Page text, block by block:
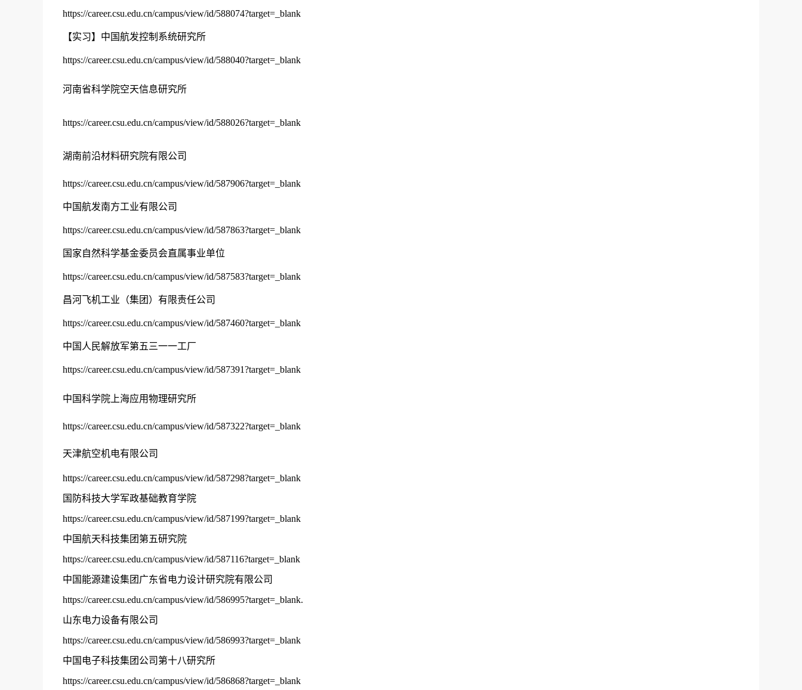
https://career.csu.edu.cn/campus/view/id/588074?target=_blank
【实习】中国航发控制系统研究所
https://career.csu.edu.cn/campus/view/id/588040?target=_blank
河南省科学院空天信息研究所
https://career.csu.edu.cn/campus/view/id/588026?target=_blank
湖南前沿材料研究院有限公司
https://career.csu.edu.cn/campus/view/id/587906?target=_blank
中国航发南方工业有限公司
https://career.csu.edu.cn/campus/view/id/587863?target=_blank
国家自然科学基金委员会直属事业单位
https://career.csu.edu.cn/campus/view/id/587583?target=_blank
昌河飞机工业（集团）有限责任公司
https://career.csu.edu.cn/campus/view/id/587460?target=_blank
中国人民解放军第五三一一工厂
https://career.csu.edu.cn/campus/view/id/587391?target=_blank
中国科学院上海应用物理研究所
https://career.csu.edu.cn/campus/view/id/587322?target=_blank
天津航空机电有限公司
https://career.csu.edu.cn/campus/view/id/587298?target=_blank
国防科技大学军政基础教育学院
https://career.csu.edu.cn/campus/view/id/587199?target=_blank
中国航天科技集团第五研究院
https://career.csu.edu.cn/campus/view/id/587116?target=_blank
中国能源建设集团广东省电力设计研究院有限公司
https://career.csu.edu.cn/campus/view/id/586995?target=_blank.
山东电力设备有限公司
https://career.csu.edu.cn/campus/view/id/586993?target=_blank
中国电子科技集团公司第十八研究所
https://career.csu.edu.cn/campus/view/id/586868?target=_blank